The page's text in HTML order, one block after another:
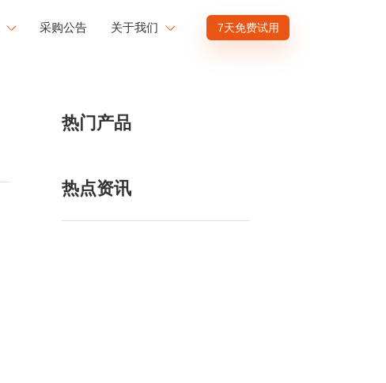
商业赋能
采购公告 关于我们
投资者关系
供应商招募
7天免费试用
热门产品
热点资讯